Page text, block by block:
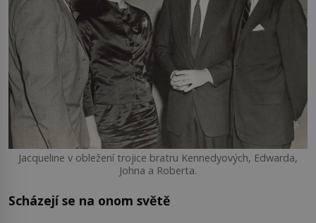
Jacqueline v obležení trojice bratru Kennedyových, Edwarda,
Johna a Roberta.
Scházejí se na onom světě